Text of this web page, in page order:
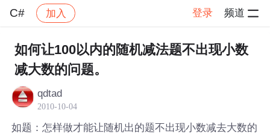
C# 加入 登录 频道
社区 C# 帖子详情
如何让100以内的随机减法题不出现小数
减大数的问题。
qdtad
2010-10-04
如题：怎样做才能让随机出的题不出现小数减去大数的